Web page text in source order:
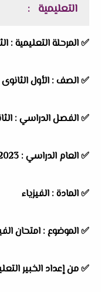
التعليمية :
✅المرحلة التعليمية :
✅الصف : الأول الثانوى
✅الفصل الدراسي :
✅العام الدراسي :
✅المادة : الفيزياء
✅الموضوع :امتحان
✅من إعداد الخبير